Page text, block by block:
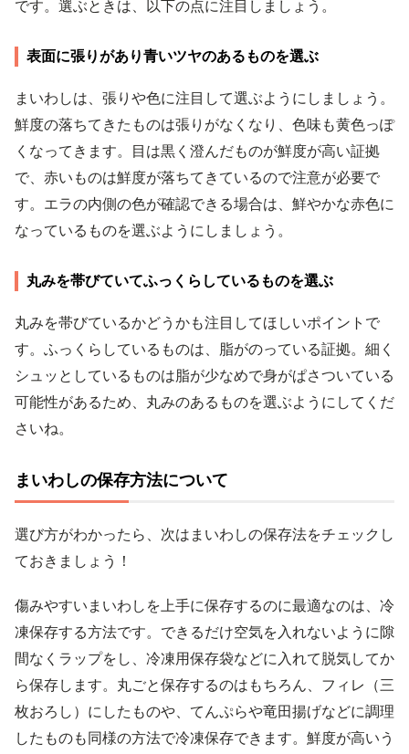
です。選ぶときは、以下の点に注目しましょう。
表面に張りがあり青いツヤのあるものを選ぶ
まいわしは、張りや色に注目して選ぶようにしましょう。
鮮度の落ちてきたものは張りがなくなり、色味も黄色っぽ
くなってきます。目は黒く澄んだものが鮮度が高い証拠
で、赤いものは鮮度が落ちてきているので注意が必要で
す。エラの内側の色が確認できる場合は、鮮やかな赤色に
なっているものを選ぶようにしましょう。
丸みを帯びていてふっくらしているものを選ぶ
丸みを帯びているかどうかも注目してほしいポイントで
す。ふっくらしているものは、脂がのっている証拠。細く
シュッとしているものは脂が少なめで身がぱさついている
可能性があるため、丸みのあるものを選ぶようにしてくだ
さいね。
まいわしの保存方法について
選び方がわかったら、次はまいわしの保存法をチェックし
ておきましょう！
傷みやすいまいわしを上手に保存するのに最適なのは、冷
凍保存する方法です。できるだけ空気を入れないように隙
間なくラップをし、冷凍用保存袋などに入れて脱気してか
ら保存します。丸ごと保存するのはもちろん、フィレ（三
枚おろし）にしたものや、てんぷらや竜田揚げなどに調理
したものも同様の方法で冷凍保存できます。鮮度が高いう